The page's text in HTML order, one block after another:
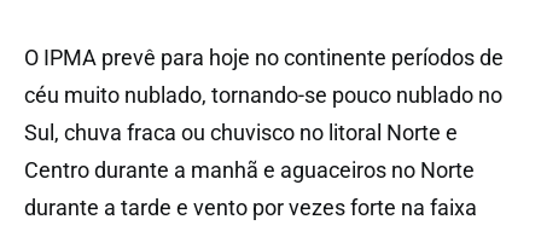
O IPMA prevê para hoje no continente períodos de
céu muito nublado, tornando-se pouco nublado no
Sul, chuva fraca ou chuvisco no litoral Norte e
Centro durante a manhã e aguaceiros no Norte
durante a tarde e vento por vezes forte na faixa